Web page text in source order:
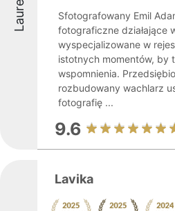
Sfotografowany Emil
fotograficzne działające
wyspecjalizowane w
istotnych momentów, by
wspomnienia.
rozbudowany wachlarz
fotografię ...
9.6
Lavika